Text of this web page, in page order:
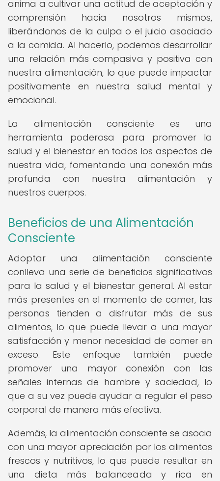
anima a cultivar una actitud de aceptación y
comprensión hacia nosotros mismos,
liberándonos de la culpa o el juicio asociado
a la comida. Al hacerlo, podemos desarrollar
una relación más compasiva y positiva con
nuestra alimentación, lo que puede impactar
positivamente en nuestra salud mental y
emocional.
La alimentación consciente es una
herramienta poderosa para promover la
salud y el bienestar en todos los aspectos de
nuestra vida, fomentando una conexión más
profunda con nuestra alimentación y
nuestros cuerpos.
Beneficios de una Alimentación
Consciente
Adoptar una alimentación consciente
conlleva una serie de beneficios significativos
para la salud y el bienestar general. Al estar
más presentes en el momento de comer, las
personas tienden a disfrutar más de sus
alimentos, lo que puede llevar a una mayor
satisfacción y menor necesidad de comer en
exceso. Este enfoque también puede
promover una mayor conexión con las
señales internas de hambre y saciedad, lo
que a su vez puede ayudar a regular el peso
corporal de manera más efectiva.
Además, la alimentación consciente se asocia
con una mayor apreciación por los alimentos
frescos y nutritivos, lo que puede resultar en
una dieta más balanceada y rica en